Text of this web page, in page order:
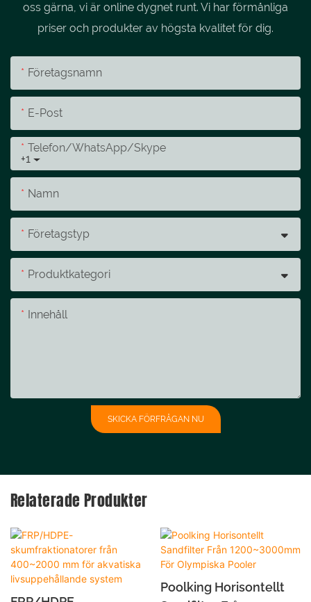
oss gärna, vi är online dygnet runt. Vi har förmånliga
priser och produkter av högsta kvalitet för dig.
Företagsnamn
E-Post
+1
Telefon/whatsApp/skype
Namn
Företagstyp
Produktkategori
Innehåll
SKICKA FÖRFRÅGAN NU
Relaterade Produkter
Poolking Horisontellt